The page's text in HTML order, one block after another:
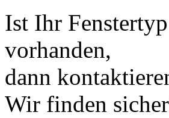
Ist Ihr
vorhanden,
dann
Wir finden